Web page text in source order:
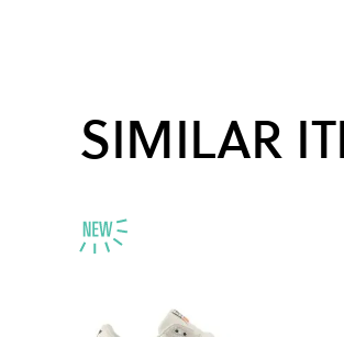
SIMILAR